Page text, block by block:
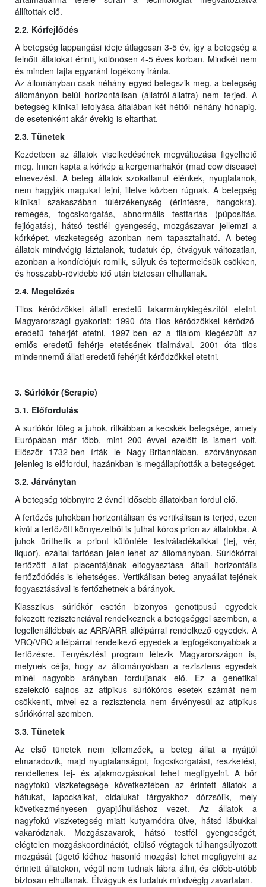
állítottak elő.
2.2. Kórfejlődés
A betegség lappangási ideje átlagosan 3-5 év, így a betegség a
felnőtt állatokat érinti, különösen 4-5 éves korban. Mindkét nem
és minden fajta egyaránt fogékony iránta.
Az állományban csak néhány egyed betegszik meg, a betegség
állományon belül horizontálisan (állatról-állatra) nem terjed. A
betegség klinikai lefolyása általában két héttől néhány hónapig,
de esetenként akár évekig is eltarthat.
2.3. Tünetek
Kezdetben az állatok viselkedésének megváltozása figyelhető
meg. Innen kapta a kórkép a kergemarhakór (mad cow disease)
elnevezést. A beteg állatok szokatlanul élénkek, nyugtalanok,
nem hagyják magukat fejni, illetve közben rúgnak. A betegség
klinikai szakaszában túlérzékenység (érintésre, hangokra),
remegés, fogcsikorgatás, abnormális testtartás (púposítás,
fejlógatás), hátsó testfél gyengeség, mozgászavar jellemzi a
kórképet, viszketegség azonban nem tapasztalható. A beteg
állatok mindvégig láztalanok, tudatuk ép, étvágyuk változatlan,
azonban a kondíciójuk romlik, súlyuk és tejtermelésük csökken,
és hosszabb-rövidebb idő után biztosan elhullanak.
2.4. Megelőzés
Tilos kérődzőkkel állati eredetű takarmánykiegészítőt etetni.
Magyarországi gyakorlat: 1990 óta tilos kérődzőkkel kérődző-
eredetű fehérjét etetni, 1997-ben ez a tilalom kiegészült az
emlős eredetű fehérje etetésének tilalmával. 2001 óta tilos
mindennemű állati eredetű fehérjét kérődzőkkel etetni.
3. Súrlókór (Scrapie)
3.1. Előfordulás
A surlókór főleg a juhok, ritkábban a kecskék betegsége, amely
Európában már több, mint 200 évvel ezelőtt is ismert volt.
Először 1732-ben írták le Nagy-Britanniában, szórványosan
jelenleg is előfordul, hazánkban is megállapították a betegséget.
3.2. Járványtan
A betegség többnyire 2 évnél idősebb állatokban fordul elő.
A fertőzés juhokban horizontálisan és vertikálisan is terjed, ezen
kívül a fertőzött környezetből is juthat kóros prion az állatokba. A
juhok üríthetik a priont különféle testváladékaikkal (tej, vér,
liquor), ezáltal tartósan jelen lehet az állományban. Súrlókórral
fertőzött állat placentájának elfogyasztása általi horizontális
fertőződődés is lehetséges. Vertikálisan beteg anyaállat tejének
fogyasztásával is fertőzhetnek a bárányok.
Klasszikus súrlókór esetén bizonyos genotipusú egyedek
fokozott rezisztenciával rendelkeznek a betegséggel szemben, a
legellenállóbbak az ARR/ARR allélpárral rendelkező egyedek. A
VRQ/VRQ allélpárral rendelkező egyedek a legfogékonyabbak a
fertőzésre. Tenyésztési program létezik Magyarországon is,
melynek célja, hogy az állományokban a rezisztens egyedek
minél nagyobb arányban forduljanak elő. Ez a genetikai
szelekció sajnos az atipikus súrlókóros esetek számát nem
csökkenti, mivel ez a rezisztencia nem érvényesül az atipikus
súrlókórral szemben.
3.3. Tünetek
Az első tünetek nem jellemzőek, a beteg állat a nyájtól
elmaradozik, majd nyugtalanságot, fogcsikorgatást, reszketést,
rendellenes fej- és ajakmozgásokat lehet megfigyelni. A bőr
nagyfokú viszketegsége következtében az érintett állatok a
hátukat, lapockáikat, oldalukat tárgyakhoz dörzsölik, mely
következményesen gyapjúhulláshoz vezet. Az állatok a
nagyfokú viszketegség miatt kutyamódra ülve, hátsó lábukkal
vakaródznak. Mozgászavarok, hátsó testfél gyengeségét,
elégtelen mozgáskoordinációt, elülső végtagok túlhangsúlyozott
mozgását (ügető lóéhoz hasonló mozgás) lehet megfigyelni az
érintett állatokon, végül nem tudnak lábra állni, és előbb-utóbb
biztosan elhullanak. Étvágyuk és tudatuk mindvégig zavartalan.